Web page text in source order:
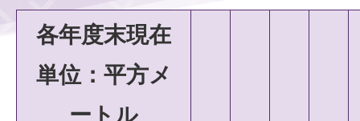
各年度末現在
単位：平方メ
ートル